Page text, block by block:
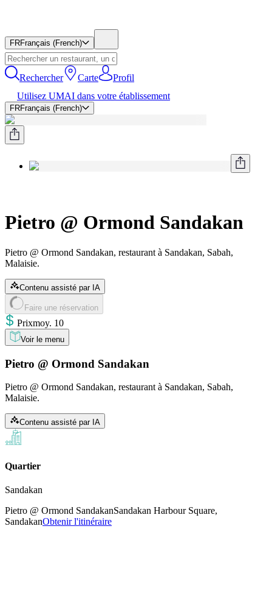
FRFrançais (French)
Rechercher Carte
Profil
Utilisez UMAI dans votre établissement
FRFrançais (French)
Pietro @ Ormond Sandakan
Pietro @ Ormond Sandakan, restaurant à Sandakan, Sabah,
Malaisie.
Contenu assisté par IA
Faire une réservation
Prixmoy. 10
Voir le menu
Pietro @ Ormond Sandakan
Pietro @ Ormond Sandakan, restaurant à Sandakan, Sabah,
Malaisie.
Contenu assisté par IA
Quartier
Sandakan
Pietro @ Ormond SandakanSandakan Harbour Square,
SandakanObtenir l'itinéraire